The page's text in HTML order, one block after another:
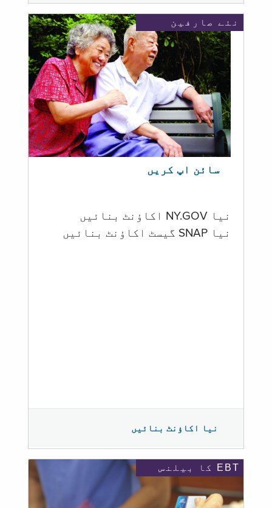
نئے صارفین
سائن اپ کریں
نیا NY.GOV اکاؤنٹ بنائیں
نیا SNAP گیسٹ اکاؤنٹ بنائیں
نیا اکاؤنٹ بنائیں
EBT کا بیلنس